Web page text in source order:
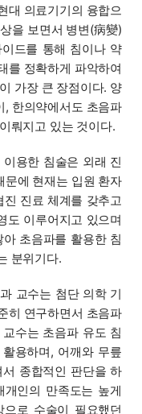
대 의료기기의 융합으
을 보면서 병변(病變)
드를 통해 침이나 약
를 정확하게 파악하여
가장 큰 장점이다. 양
, 한의약에서도 초음파
뤄지고 있는 것이다.
용한 침술은 외래 진
문에 현재는 입원 환자
진 진료 체계를 갖추고
도 이루어지고 있으며
초음파를 활용한 침
분위기다.
교수는 첨단 의학 기
히 연구하면서 초음파
수는 초음파 유도 침
용하며, 어깨와 무릎
종합적인 판단을 하
인의 만족도는 높게
로 수술이 필요했던